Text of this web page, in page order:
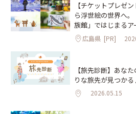
【チケットプレゼ
ら浮世絵の世界へ
族館」ではじまるア
広島県 [PR]
【旅先診断】あな
りな旅先が見つか
2026.05.15